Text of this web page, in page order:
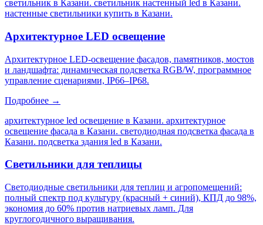
светильник в Казани. светильник настенный led в Казани.
настенные светильники купить в Казани.
Архитектурное LED освещение
Архитектурное LED-освещение фасадов, памятников, мостов
и ландшафта: динамическая подсветка RGB/W, программное
управление сценариями, IP66–IP68.
Подробнее →
архитектурное led освещение в Казани. архитектурное
освещение фасада в Казани. светодиодная подсветка фасада в
Казани. подсветка здания led в Казани.
Светильники для теплицы
Светодиодные светильники для теплиц и агропомещений:
полный спектр под культуру (красный + синий), КПД до 98%,
экономия до 60% против натриевых ламп. Для
круглогодичного выращивания.